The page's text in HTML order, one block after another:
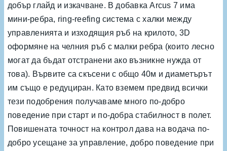
добър глайд и изкачване. В добавка Arcus 7 има
мини-ребра, ring-reefing система с халки между
управленията и изходящия ръб на крилото, 3D
оформяне на челния ръб с малки ребра (които лесно
могат да бъдат отстранени ако възникне нужда от
това). Вървите са скъсени с общо 40м и диаметърът
им също е редуциран. Като вземем предвид всички
тези подобрения получаваме много по-добро
поведение при старт и по-добра стабилност в полет.
Повишената точност на контрол дава на водача по-
добро усещане за управление, добро поведение при